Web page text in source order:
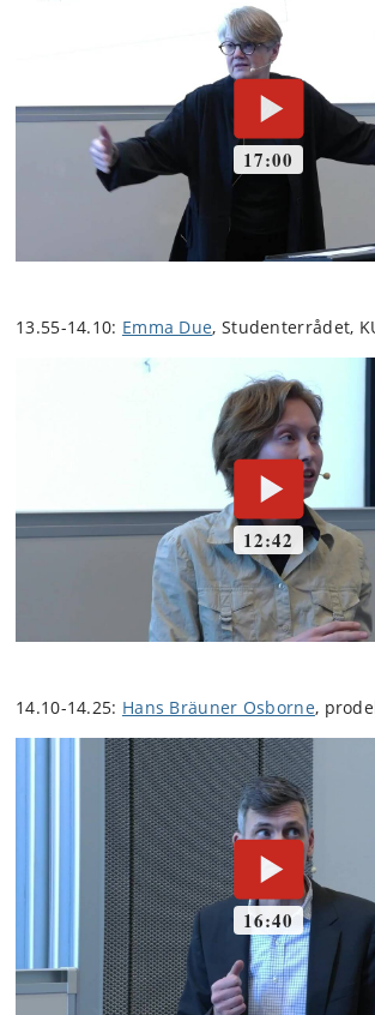
13.55-14.10: Emma Due, Studenterrådet,
14.10-14.25: Hans Bräuner Osborne,